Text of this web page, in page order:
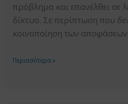
πρόβλημα και επανέλθει σε
δίκτυο. Σε περίπτωση που
κοινοποίηση των
ΕΠΕΙΓΟΥΣΑ
Περισσότερα »